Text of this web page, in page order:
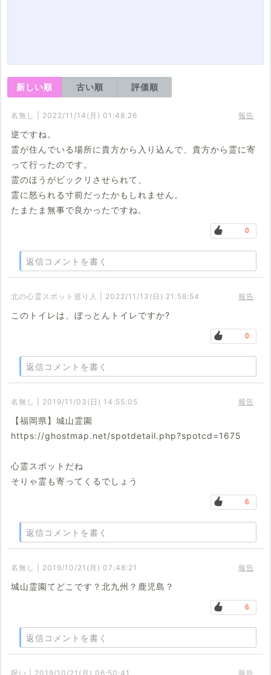
新しい順 古い順 評価順
名無し | 2022/11/14(月) 01:48:26 報告
逆ですね。
霊が住んでいる場所に貴方から入り込んで、貴方から霊に寄
って行ったのです。
霊のほうがビックリさせられて、
霊に怒られる寸前だったかもしれません。
たまたま無事で良かったですね。
0
返信コメントを書く
北の心霊スポット巡り人 | 2022/11/13(日) 21:58:54 報告
このトイレは、ぼっとんトイレですか?
0
返信コメントを書く
名無し | 2019/11/03(日) 14:55:05 報告
【福岡県】城山霊園
https://ghostmap.net/spotdetail.php?spotcd=1675
心霊スポットだね
そりゃ霊も寄ってくるでしょう
6
返信コメントを書く
名無し | 2019/10/21(月) 07:48:21 報告
城山霊園てどこです？北九州？鹿児島？
6
返信コメントを書く
呪い | 2019/10/21(月) 06:50:41 報告